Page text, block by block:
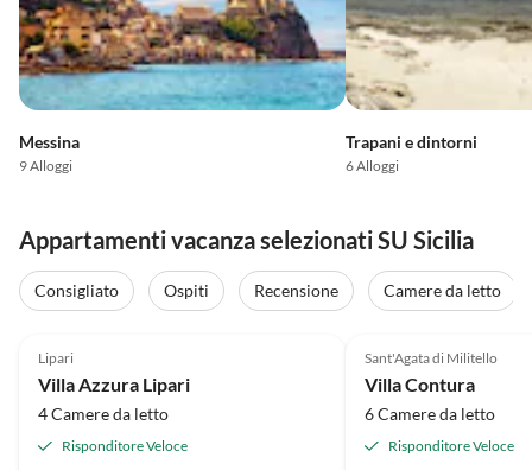
Messina
9 Alloggi
Trapani e dintorni
6 Alloggi
Appartamenti vacanza selezionati SU Sicilia
Consigliato Ospiti Recensione Camere da letto
Lipari
Villa Azzura Lipari
4 Camere da letto
Risponditore Veloce
Sant'Agata di Militello
Villa Contura
6 Camere da letto
Risponditore Veloce